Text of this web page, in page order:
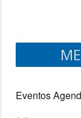
Eventos